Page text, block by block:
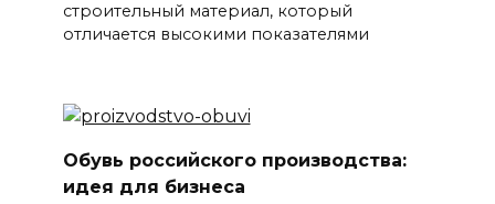
строительный материал, который
отличается высокими показателями
Обувь российского производства:
идея для бизнеса